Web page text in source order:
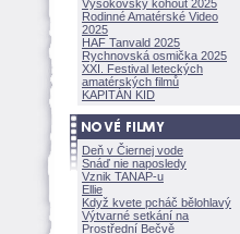
Vysokovský kohout 2025
Rodinné Amatérské Video
2025
HAF Tanvald 2025
Rychnovská osmička 2025
XXI. Festival leteckých
amatérských filmů
KAPITÁN KID
Deň v Čiernej vode
Snáď nie naposledy
Vznik TANAP-u
Ellie
Když kvete pcháč bělohlavý
Výtvarné setkání na
Prostřední Bečvě